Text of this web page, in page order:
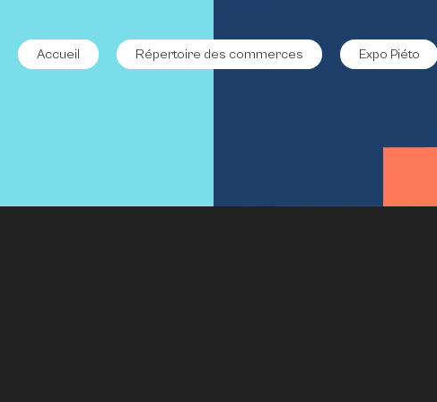
Accueil Répertoire des commerces Expo Piéto